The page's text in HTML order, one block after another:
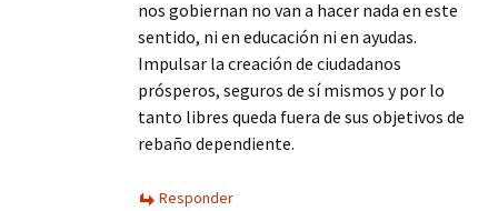
nos gobiernan no van a hacer nada en este
sentido, ni en educación ni en ayudas.
Impulsar la creación de ciudadanos
prósperos, seguros de sí mismos y por lo
tanto libres queda fuera de sus objetivos de
rebaño dependiente.
Responder